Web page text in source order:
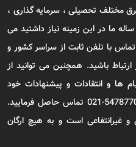
مختلف تحصیلی ، سرمایه گذاری ،
ما در این زمینه نیاز داشتید می
با شماره تلفن 9099075305 ( تماس با تلفن ثابت از سراسر کشور و
470000 ریال ) در ارتباط باشید. همچنین می توانید از
ها و انتقادات و پیشنهادات خود
استفاده نموده و یا با شماره تلفن 54787700-021 تماس حاصل فرمایید.
غیرانتفاعی است و به هیچ ارگان